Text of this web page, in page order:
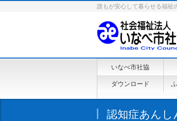
誰もが安心して暮らせる福祉
いなべ市社協
ダウンロード
認知症あんし